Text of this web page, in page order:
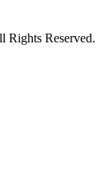
Rights Reserved.